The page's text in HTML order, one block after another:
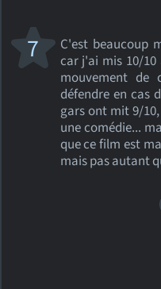
C'est beaucoup
car j'ai mis 10/
mouvement de
défendre en cas
gars ont mit 9/
une comédie...
que ce film est
mais pas autant
7